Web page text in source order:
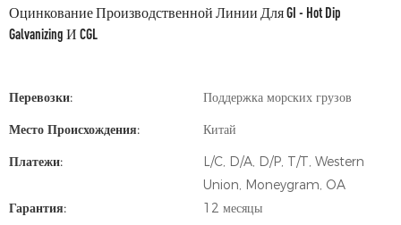
Оцинкование Производственной Линии Для GI - Hot Dip
Galvanizing И CGL
Перевозки:
Поддержка морских грузов
Место Происхождения:
Китай
Платежи:
L/C, D/A, D/P, T/T, Western
Union, Moneygram, OA
Гарантия:
12 месяцы